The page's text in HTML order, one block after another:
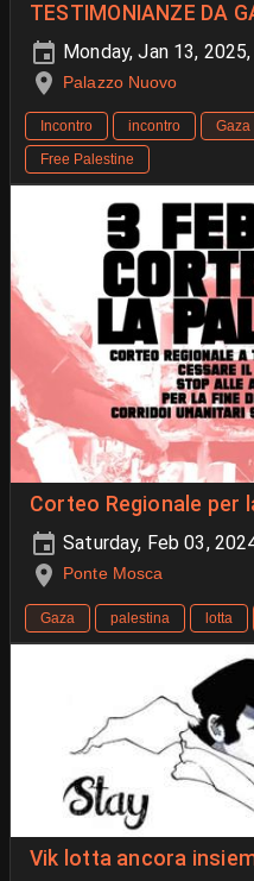
TESTIMONIANZE DA
Monday, Jan 13,
Palazzo Nuovo
Incontro incontro Gaza
Free Palestine
Corteo Regionale per
Saturday, Feb 03,
Ponte Mosca
Gaza palestina lotta
Vik lotta ancora